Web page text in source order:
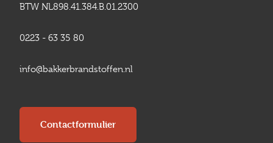
BTW NL898.41.384.B.01.2300
0223 - 63 35 80
info@bakkerbrandstoffen.nl
Contactformulier